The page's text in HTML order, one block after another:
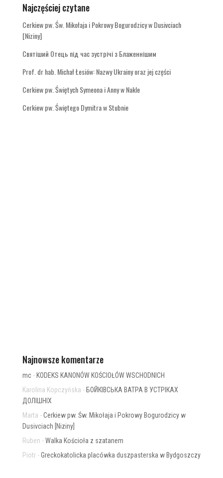
Najczęściej czytane
Cerkiew pw. Św. Mikołaja i Pokrowy Bogurodzicy w Dusivciach
[Niziny]
Святіший Отець під час зустрічі з Блаженнішим
Prof. dr hab. Michał Łesiów: Nazwy Ukrainy oraz jej części
Cerkiew pw. Świętych Symeona i Anny w Nakle
Cerkiew pw. Świętego Dymitra w Stubnie
Najnowsze komentarze
mc- KODEKS KANONÓW KOŚCIOŁÓW WSCHODNICH
Karolina Kopczyńska - БОЙКІВСЬКА ВАТРА В УСТРІКАХ
ДОЛІШНІХ
Marta -Cerkiew pw. Św. Mikołaja i Pokrowy Bogurodzicy w
Dusivciach [Niziny]
Ruben -Walka Kościoła z szatanem
Piotr-Greckokatolicka placówka duszpasterska w Bydgoszczy